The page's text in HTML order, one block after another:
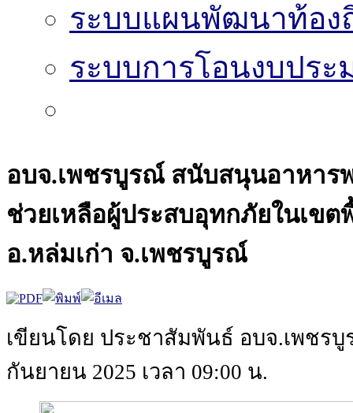
ระบบแผนพัฒนาท้อง
ระบบการโอนงบปร
อบจ.เพชรบูรณ์ สนับสนุนอาหาร
ช่วยเหลือผู้ประสบอุทกภัยในเข
อ.หล่มเก่า จ.เพชรบูรณ์
เขียนโดย ประชาสัมพันธ์ อบจ.เพชร
กันยายน 2025 เวลา 09:00 น.